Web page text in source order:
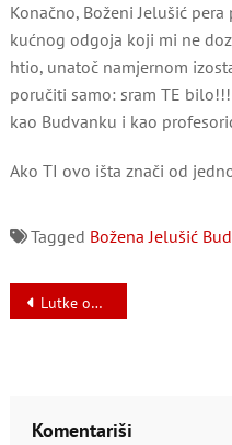
Konačno, Boženi Jelušić
kućnog odgoja koji mi ne
htio, unatoč namjernom
poručiti samo: sram TE
kao Budvanku i kao
Ako TI ovo išta znači od
Tagged Božena Jelušić
Navigacija
Lutke od krvi bez zere ideje
Komentariši